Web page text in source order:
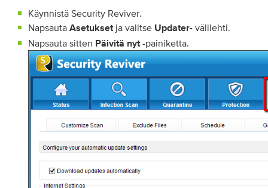
Käynnistä Security Reviver.
Napsauta Asetukset ja valitse Updater- välilehti.
Napsauta sitten Päivitä nyt -painiketta.